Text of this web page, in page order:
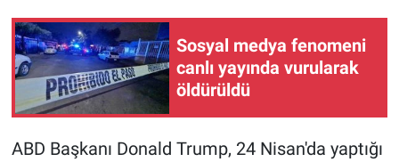
Sosyal medya fenomeni
canlı yayında vurularak
öldürüldü
ABD Başkanı Donald Trump, 24 Nisan'da yaptığı